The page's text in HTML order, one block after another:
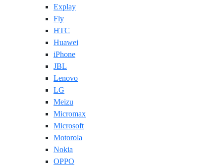
Explay
Fly
HTC
Huawei
iPhone
JBL
Lenovo
LG
Meizu
Micromax
Microsoft
Motorola
Nokia
OPPO